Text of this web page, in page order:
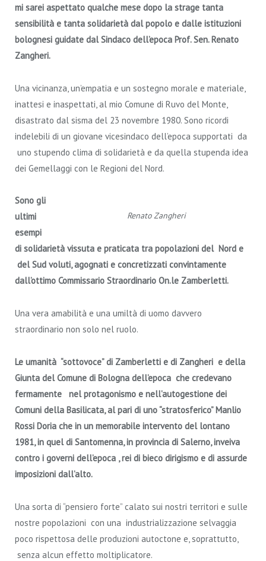
mi sarei aspettato qualche mese dopo la strage tanta
sensibilità e tanta solidarietà dal popolo e dalle istituzioni
bolognesi guidate dal Sindaco dell’epoca Prof. Sen. Renato
Zangheri.
Una vicinanza, un’empatia e un sostegno morale e materiale,
inattesi e inaspettati, al mio Comune di Ruvo del Monte,
disastrato dal sisma del 23 novembre 1980. Sono ricordi
indelebili di un giovane vicesindaco dell’epoca supportati da
uno stupendo clima di solidarietà e da quella stupenda idea
dei Gemellaggi con le Regioni del Nord.
Renato Zangheri
Sono gli
ultimi
esempi
di solidarietà vissuta e praticata tra popolazioni del Nord e
del Sud voluti, agognati e concretizzati convintamente
dall’ottimo Commissario Straordinario On.le Zamberletti.
Una vera amabilità e una umiltà di uomo davvero
straordinario non solo nel ruolo.
Le umanità “sottovoce” di Zamberletti e di Zangheri e della
Giunta del Comune di Bologna dell’epoca che credevano
fermamente nel protagonismo e nell’autogestione dei
Comuni della Basilicata, al pari di uno “stratosferico” Manlio
Rossi Doria che in un memorabile intervento del lontano
1981, in quel di Santomenna, in provincia di Salerno, inveiva
contro i governi dell’epoca , rei di bieco dirigismo e di assurde
imposizioni dall’alto.
Una sorta di “pensiero forte” calato sui nostri territori e sulle
nostre popolazioni con una industrializzazione selvaggia
poco rispettosa delle produzioni autoctone e, soprattutto,
senza alcun effetto moltiplicatore.